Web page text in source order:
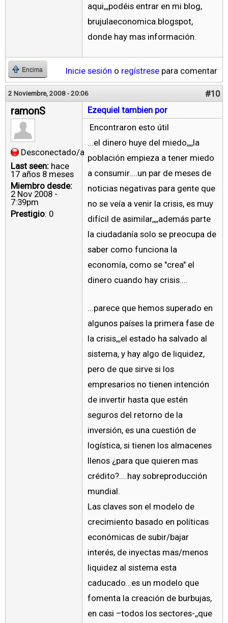
aqui,,,podéis entrar en mi blog,
brujulaeconomica.blogspot,
donde hay mas información.
Encima Inicie sesión o regístrese para comentar
2 Noviembre, 2008 - 20:06 #10
ramonS
Desconectado/a
Last seen: hace
17 años 8 meses
Miembro desde:
2 Nov 2008 -
7:39pm
Prestigio: 0
Ezequiel tambien por
Encontraron esto útil
...el dinero huye del miedo,,,,la
población empieza a tener miedo
a consumir....un par de meses de
noticias negativas para gente que
no se veía a venir la crisis, es muy
difícil de asimilar,,,,además parte
la ciudadanía solo se preocupa de
saber como funciona la
economía, como se "crea" el
dinero cuando hay crisis....
...parece que hemos superado en
algunos países la primera fase de
la crisis,,,el estado ha salvado al
sistema, y hay algo de liquidez,
pero de que sirve si los
empresarios no tienen intención
de invertir hasta que estén
seguros del retorno de la
inversión, es una cuestión de
logística, si tienen los almacenes
llenos ¿para que quieren mas
crédito?....hay sobreproducción
mundial.
Las claves son el modelo de
crecimiento basado en políticas
económicas de subir/bajar
interés, de inyectas mas/menos
liquidez al sistema esta
caducado…es un modelo que
fomenta la creación de burbujas,
en casi –todos los sectores-,,que